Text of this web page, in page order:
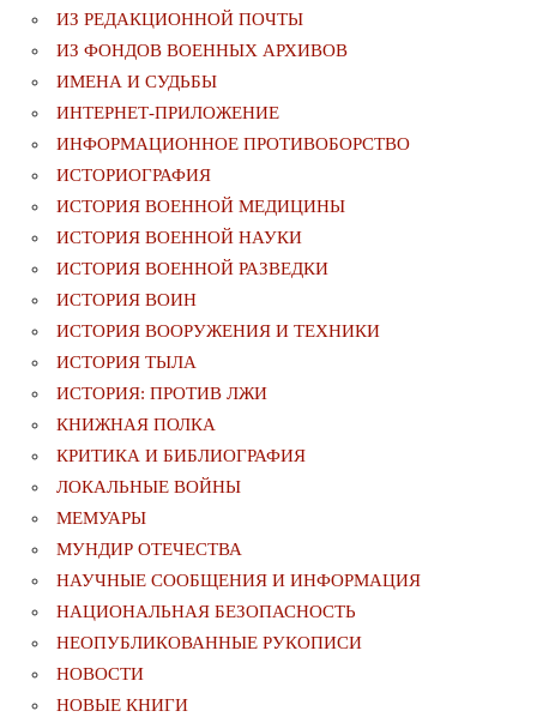
ИЗ РЕДАКЦИОННОЙ ПОЧТЫ
ИЗ ФОНДОВ ВОЕННЫХ АРХИВОВ
ИМЕНА И СУДЬБЫ
ИНТЕРНЕТ-ПРИЛОЖЕНИЕ
ИНФОРМАЦИОННОЕ ПРОТИВОБОРСТВО
ИСТОРИОГРАФИЯ
ИСТОРИЯ ВОЕННОЙ МЕДИЦИНЫ
ИСТОРИЯ ВОЕННОЙ НАУКИ
ИСТОРИЯ ВОЕННОЙ РАЗВЕДКИ
ИСТОРИЯ ВОИН
ИСТОРИЯ ВООРУЖЕНИЯ И ТЕХНИКИ
ИСТОРИЯ ТЫЛА
ИСТОРИЯ: ПРОТИВ ЛЖИ
КНИЖНАЯ ПОЛКА
КРИТИКА И БИБЛИОГРАФИЯ
ЛОКАЛЬНЫЕ ВОЙНЫ
МЕМУАРЫ
МУНДИР ОТЕЧЕСТВА
НАУЧНЫЕ СООБЩЕНИЯ И ИНФОРМАЦИЯ
НАЦИОНАЛЬНАЯ БЕЗОПАСНОСТЬ
НЕОПУБЛИКОВАННЫЕ РУКОПИСИ
НОВОСТИ
НОВЫЕ КНИГИ